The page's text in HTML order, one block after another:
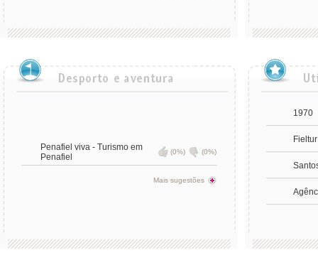
Penafiel viva - Turismo em
Penafiel
(0%) (0%)
Mais sugestões
1970
Fieltur